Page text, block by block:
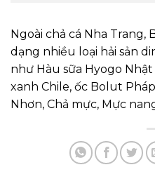
Ngoài chả cá Nha Trang,
dạng nhiều loại hải sản
như Hàu sữa Hyogo
xanh Chile, ốc Bolut
Nhơn, Chả mực, Mực